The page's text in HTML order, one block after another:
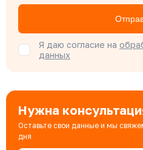
Бондарюк Евгения
Специалист отдела
Я даю согласие на
данных
Нужна
Оставьте свои данные и мы
дня